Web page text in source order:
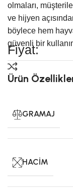
olmaları,
ve hijyen
böylece hem
güvenli bir
Fiyat:
Ürün
GRAMAJ
HACIM